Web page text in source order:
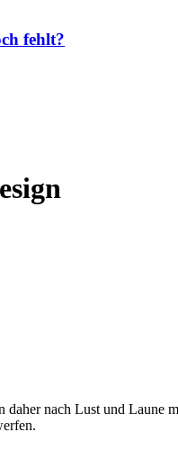
fehlt?
nach Lust und